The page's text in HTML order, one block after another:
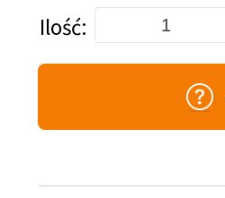
Dodaj do koszyka
Ilość